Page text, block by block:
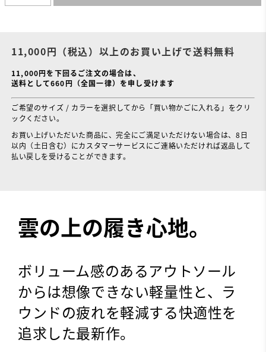
11,000円（税込）以上のお買い上げで送料無料
11,000円を下回るご注文の場合は、
送料として660円（全国一律）を申し受けます
ご希望のサイズ / カラーを選択してから「買い物かごに入れる」をクリ
ックください。
お買い上げいただいた商品に、完全にご満足いただけない場合は、8日
以内（土日含む）にカスタマーサービスにご連絡いただければ返品して
払い戻しを受けることができます。
雲の上の履き心地。
ボリューム感のあるアウトソール
からは想像できない軽量性と、ラ
ウンドの疲れを軽減する快適性を
追求した最新作。